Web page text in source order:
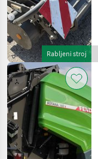
Fendt
Krone
Claas
John Deere
New Holland
McHale
Rabljeni stroj